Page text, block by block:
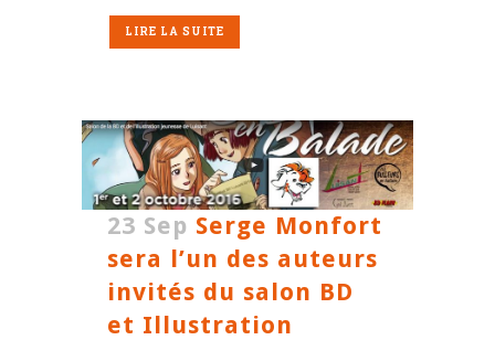
LIRE LA SUITE
23 Sep Serge Monfort
sera l’un des auteurs
invités du salon BD
et Illustration